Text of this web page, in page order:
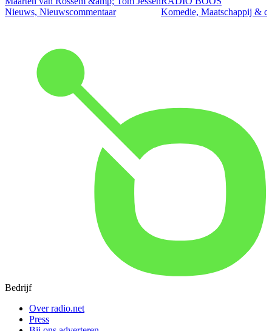
Nieuws, Nieuwscommentaar
Komedie, Maatschappij &
Bedrijf
Over radio.net
Press